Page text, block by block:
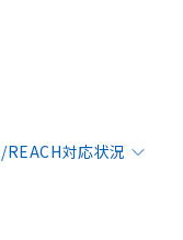
REACH対応状況